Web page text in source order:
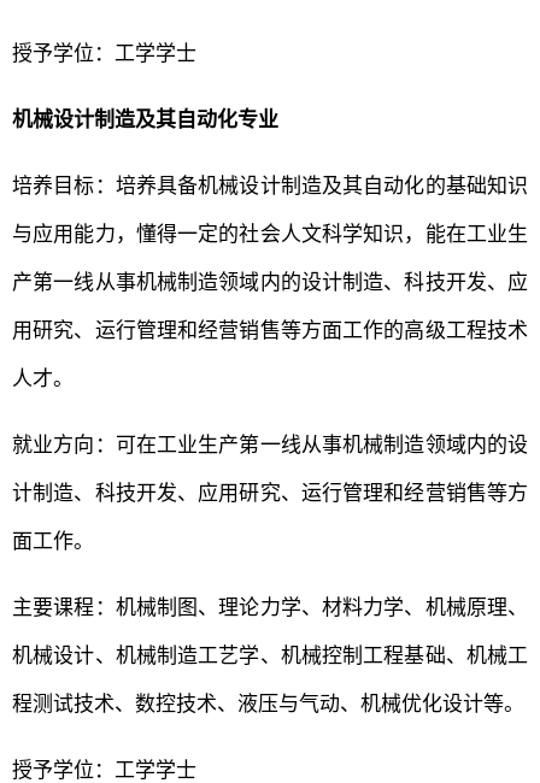
授予学位：工学学士
机械设计制造及其自动化专业
培养目标：培养具备机械设计制造及其自动化的基础知识
与应用能力，懂得一定的社会人文科学知识，能在工业生
产第一线从事机械制造领域内的设计制造、科技开发、应
用研究、运行管理和经营销售等方面工作的高级工程技术
人才。
就业方向：可在工业生产第一线从事机械制造领域内的设
计制造、科技开发、应用研究、运行管理和经营销售等方
面工作。
主要课程：机械制图、理论力学、材料力学、机械原理、
机械设计、机械制造工艺学、机械控制工程基础、机械工
程测试技术、数控技术、液压与气动、机械优化设计等。
授予学位：工学学士